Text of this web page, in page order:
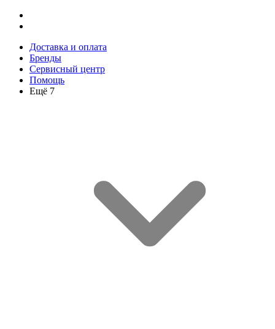
Доставка и оплата
Бренды
Сервисный центр
Помощь
Ещё 7